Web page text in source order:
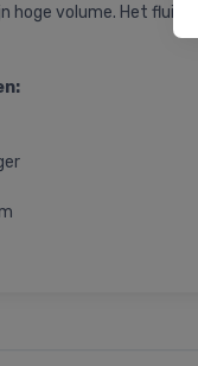
hoge volume. Het